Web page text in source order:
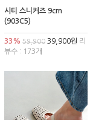
시티 스니커즈 9cm
(903C5)
33% 59,900 39,900원 리
뷰수 : 173개